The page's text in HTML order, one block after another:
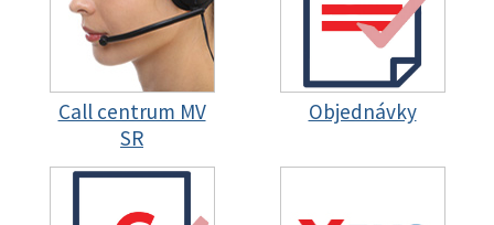
Call centrum MV
SR
Objednávky